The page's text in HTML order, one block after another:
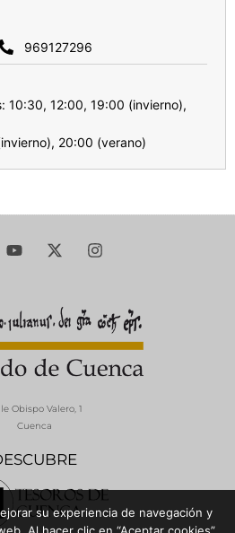
969127296
10:30, 12:00, 19:00 (invierno),
20:00 (verano)
Obispo Valero, 1
Cuenca
su experiencia de navegación y